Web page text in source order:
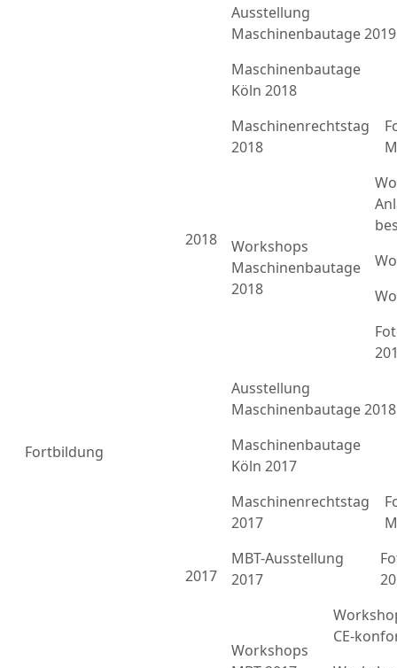
Fortbildung
Ausstellung
Maschinenbautage 2019
2018
Maschinenbautage
Köln 2018
Maschinenrechtstag
2018
Workshops
Maschinenbautage
2018
Ausstellung
Maschinenbautage 2018
2017
Maschinenbautage
Köln 2017
Maschinenrechtstag
2017
MBT-Ausstellung
2017
Workshops
CE-